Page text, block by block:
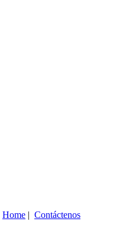
Home | Contáctenos